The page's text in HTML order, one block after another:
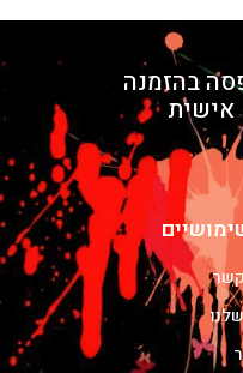
בהזמנה
אישית